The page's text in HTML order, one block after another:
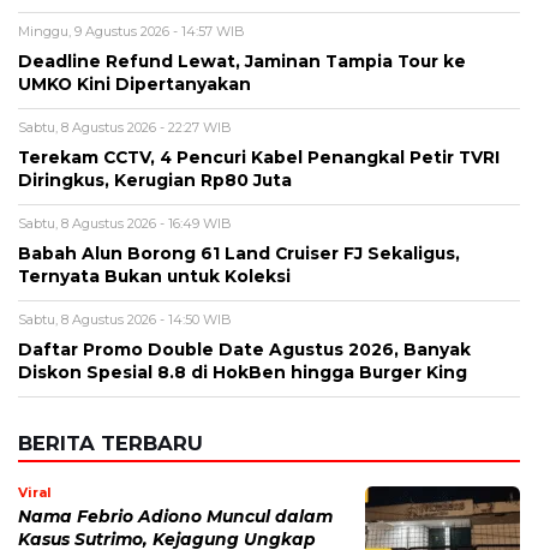
Diringkus, Kerugian Rp80 Juta
Sabtu, 8 Agustus 2026 - 16:49 WIB
Babah Alun Borong 61 Land Cruiser FJ Sekaligus,
Ternyata Bukan untuk Koleksi
Sabtu, 8 Agustus 2026 - 14:50 WIB
Daftar Promo Double Date Agustus 2026, Banyak
Diskon Spesial 8.8 di HokBen hingga Burger King ‎
BERITA TERBARU
Viral
Nama Febrio Adiono Muncul dalam
Kasus Sutrimo, Kejagung Ungkap
Status Sebenarnya
Olahraga
Persebaya Juara, Rachmat Irianto
Tak Ikut Pesta dan Kirim Pesan Haru
untuk Mendiang Ayah